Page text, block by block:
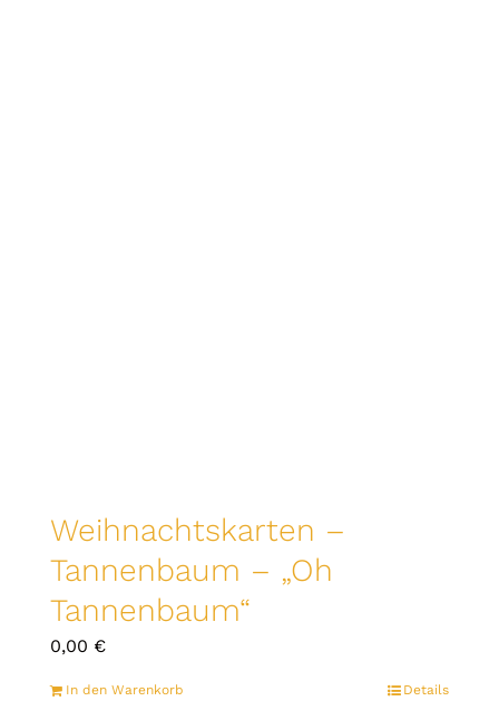
Weihnachtskarten –
Tannenbaum – „Oh
Tannenbaum“
0,00 €
In den Warenkorb Details